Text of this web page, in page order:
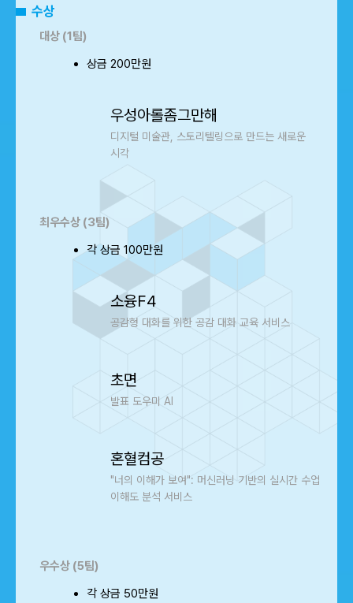
수상
대상 (1팀)
상금 200만원
우성아롤좀그만해
디지털 미술관, 스토리텔링으로 만드는 새로운
시각
최우수상 (3팀)
각 상금 100만원
소융F4
공감형 대화를 위한 공감 대화 교육 서비스
초면
발표 도우미 AI
혼혈컴공
"너의 이해가 보여": 머신러닝 기반의 실시간 수업
이해도 분석 서비스
우수상 (5팀)
각 상금 50만원